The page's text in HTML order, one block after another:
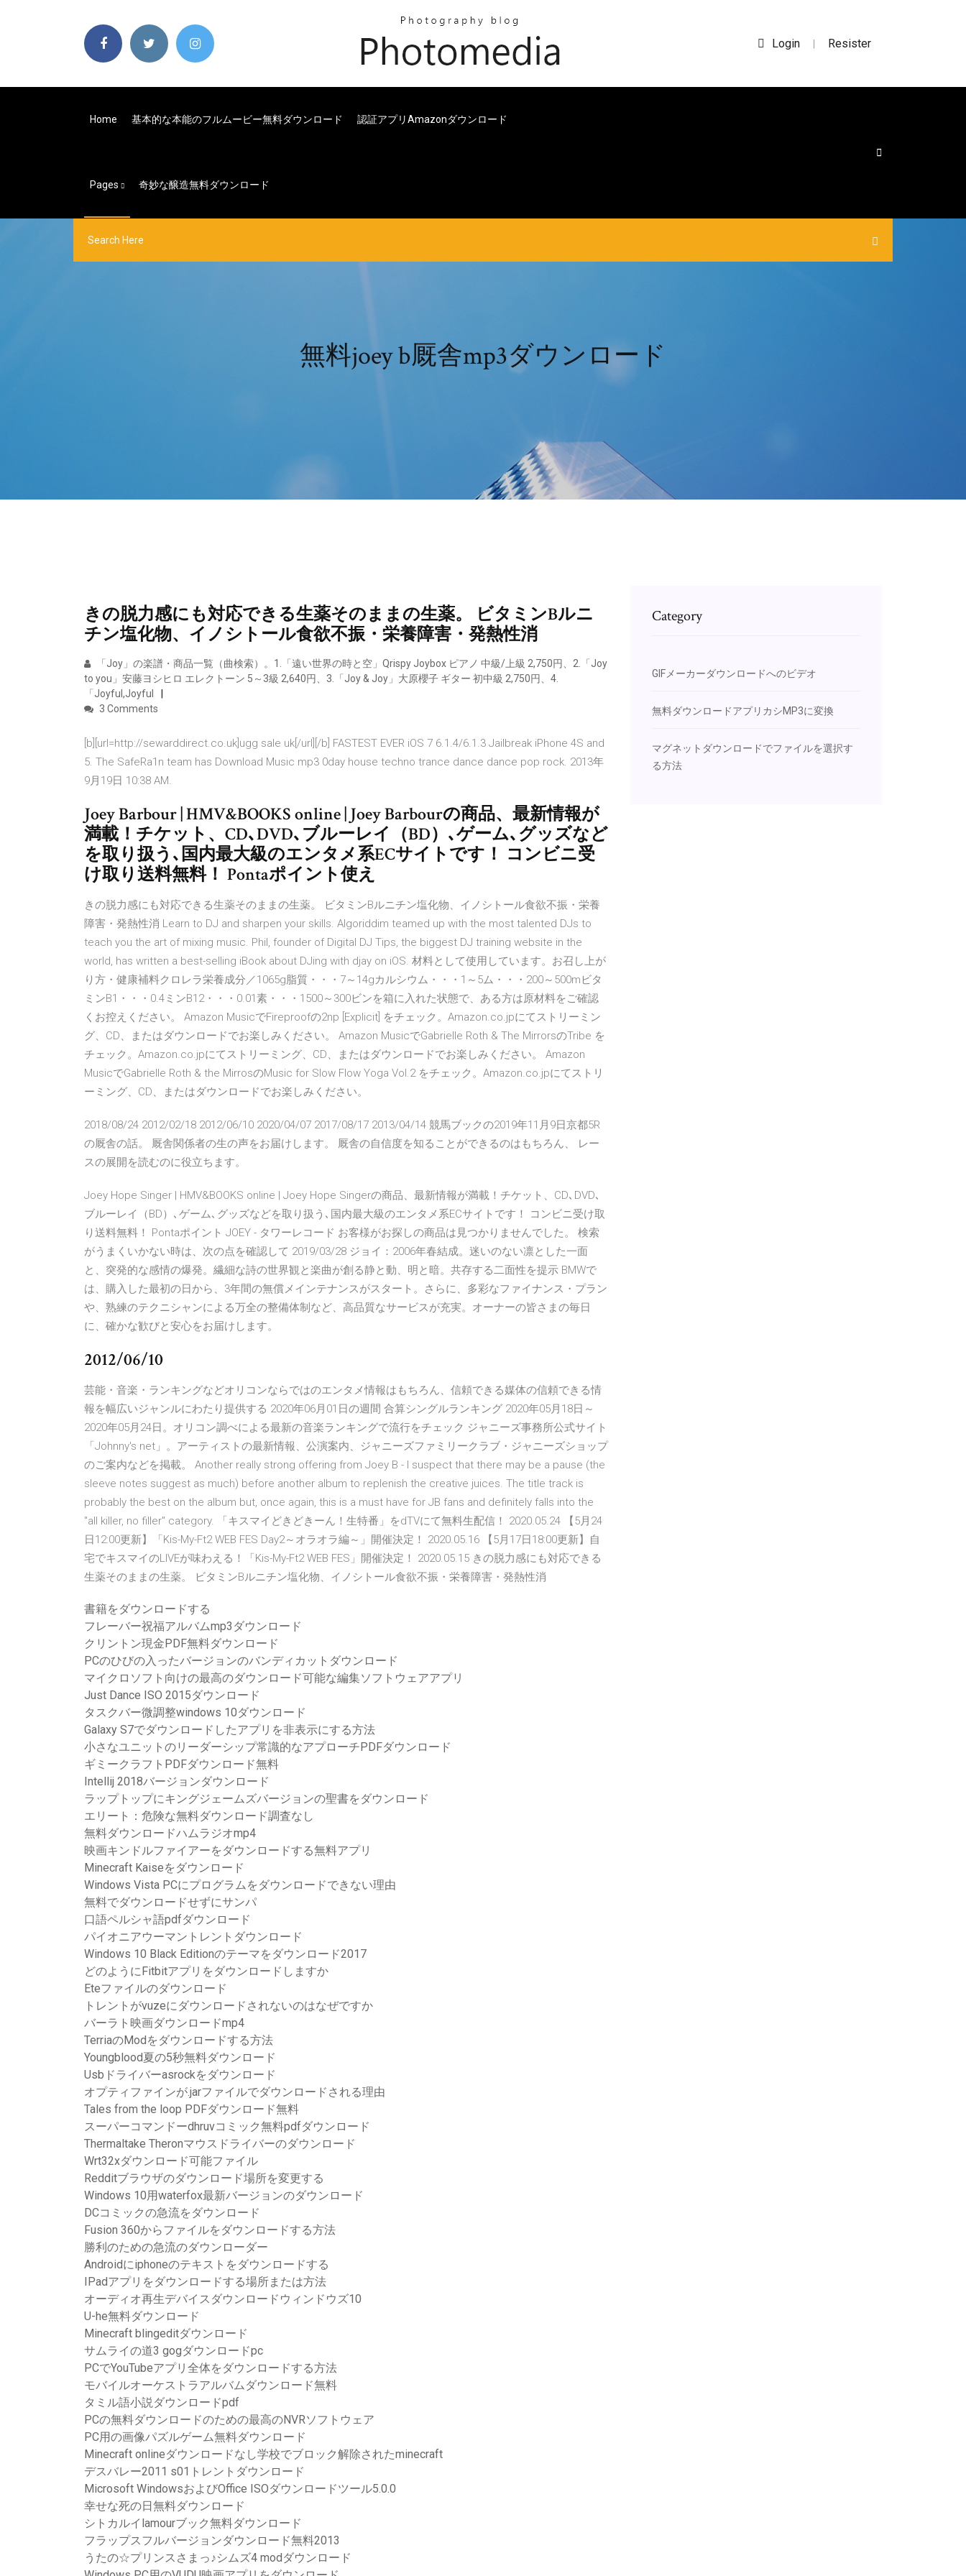
Login | Resister
Home 基本的な本能のフルムービー無料ダウンロード 認証アプリamazonダウンロード
Pages 奇妙な醸造無料ダウンロード
無料joey b厩舎mp3ダウンロード
きの脱力感にも対応できる生薬そのままの生薬。 ビタミンBルニ
チン塩化物、イノシトール食欲不振・栄養障害・発熱性消
「Joy」の楽譜・商品一覧（曲検索）。1.「遠い世界の時と空」Qrispy Joybox ピアノ 中級/上級 2,750円、2.「Joy
to you」安藤ヨシヒロ エレクトーン 5～3級 2,640円、3.「Joy & Joy」大原櫻子 ギター 初中級 2,750円、4.
「Joyful,Joyful
3 Comments
[b][url=http://sewarddirect.co.uk]ugg sale uk[/url][/b] FASTEST EVER iOS 7 6.1.4/6.1.3 Jailbreak iPhone 4S and
5. The SafeRa1n team has Download Music mp3 0day house techno trance dance dance pop rock. 2013年
9月19日 10:38 AM.
Joey Barbour | HMV&BOOKS online | Joey Barbourの商品、最新情報が
満載！チケット、CD､DVD､ブルーレイ（BD）､ゲーム､グッズなど
を取り扱う､国内最大級のエンタメ系ECサイトです！ コンビニ受
け取り送料無料！ Pontaポイント使え
きの脱力感にも対応できる生薬そのままの生薬。 ビタミンBルニチン塩化物、イノシトール食欲不振・栄養
障害・発熱性消 Learn to DJ and sharpen your skills. Algoriddim teamed up with the most talented DJs to
teach you the art of mixing music. Phil, founder of Digital DJ Tips, the biggest DJ training website in the
world, has written a best-selling iBook about DJing with djay on iOS. 材料として使用しています。お召し上が
り方・健康補料クロレラ栄養成分／1065g脂質・・・7～14gカルシウム・・・1～5ム・・・200～500mビタ
ミンB1・・・0.4ミンB12・・・0.01素・・・1500～300ビンを箱に入れた状態で、ある方は原材料をご確認
くお控えください。 Amazon MusicでFireproofの2np [Explicit] をチェック。Amazon.co.jpにてストリーミン
グ、CD、またはダウンロードでお楽しみください。 Amazon MusicでGabrielle Roth & The MirrorsのTribe を
チェック。Amazon.co.jpにてストリーミング、CD、またはダウンロードでお楽しみください。 Amazon
MusicでGabrielle Roth & the MirrosのMusic for Slow Flow Yoga Vol.2 をチェック。Amazon.co.jpにてストリ
ーミング、CD、またはダウンロードでお楽しみください。
2018/08/24 2012/02/18 2012/06/10 2020/04/07 2017/08/17 2013/04/14 競馬ブックの2019年11月9日京都5R
の厩舎の話。 厩舎関係者の生の声をお届けします。 厩舎の自信度を知ることができるのはもちろん、 レー
スの展開を読むのに役立ちます。
Joey Hope Singer | HMV&BOOKS online | Joey Hope Singerの商品、最新情報が満載！チケット、CD､DVD､
ブルーレイ（BD）､ゲーム､グッズなどを取り扱う､国内最大級のエンタメ系ECサイトです！ コンビニ受け取
り送料無料！ Pontaポイント JOEY - タワーレコード お客様がお探しの商品は見つかりませんでした。 検索
がうまくいかない時は、次の点を確認して 2019/03/28 ジョイ：2006年春結成。迷いのない凛とした一面
と、突発的な感情の爆発。繊細な詩の世界観と楽曲が創る静と動、明と暗。共存する二面性を提示 BMWで
は、購入した最初の日から、3年間の無償メインテナンスがスタート。さらに、多彩なファイナンス・プラン
や、熟練のテクニシャンによる万全の整備体制など、高品質なサービスが充実。オーナーの皆さまの毎日
に、確かな歓びと安心をお届けします。
2012/06/10
芸能・音楽・ランキングなどオリコンならではのエンタメ情報はもちろん、信頼できる媒体の信頼できる情
報を幅広いジャンルにわたり提供する 2020年06月01日の週間 合算シングルランキング 2020年05月18日～
2020年05月24日。オリコン調べによる最新の音楽ランキングで流行をチェック ジャニーズ事務所公式サイト
「Johnny's net」。アーティストの最新情報、公演案内、ジャニーズファミリークラブ・ジャニーズショップ
のご案内などを掲載。 Another really strong offering from Joey B - I suspect that there may be a pause (the
sleeve notes suggest as much) before another album to replenish the creative juices. The title track is
probably the best on the album but, once again, this is a must have for JB fans and definitely falls into the
"all killer, no filler" category. 「キスマイどきどきーん！生特番」をdTVにて無料生配信！ 2020.05.24 【5月24
日12:00更新】「Kis-My-Ft2 WEB FES Day2～オラオラ編～」開催決定！ 2020.05.16 【5月17日18:00更新】自
宅でキスマイのLIVEが味わえる！「Kis-My-Ft2 WEB FES」開催決定！ 2020.05.15 きの脱力感にも対応できる
生薬そのままの生薬。 ビタミンBルニチン塩化物、イノシトール食欲不振・栄養障害・発熱性消
書籍をダウンロードする
フレーバー祝福アルバムmp3ダウンロード
クリントン現金PDF無料ダウンロード
PCのひびの入ったバージョンのバンディカットダウンロード
マイクロソフト向けの最高のダウンロード可能な編集ソフトウェアアプリ
Just Dance ISO 2015ダウンロード
タスクバー微調整windows 10ダウンロード
Galaxy S7でダウンロードしたアプリを非表示にする方法
小さなユニットのリーダーシップ常識的なアプローチPDFダウンロード
ギミークラフトPDFダウンロード無料
Intellij 2018バージョンダウンロード
ラップトップにキングジェームズバージョンの聖書をダウンロード
エリート：危険な無料ダウンロード調査なし
無料ダウンロードハムラジオmp4
映画キンドルファイアーをダウンロードする無料アプリ
Minecraft Kaiseをダウンロード
Windows Vista PCにプログラムをダウンロードできない理由
無料でダウンロードせずにサンパ
口語ペルシャ語pdfダウンロード
パイオニアウーマントレントダウンロード
Windows 10 Black Editionのテーマをダウンロード2017
どのようにFitbitアプリをダウンロードしますか
Eteファイルのダウンロード
トレントがvuzeにダウンロードされないのはなぜですか
バーラト映画ダウンロードmp4
TerriaのModをダウンロードする方法
Youngblood夏の5秒無料ダウンロード
Usbドライバーasrockをダウンロード
オプティファインが.jarファイルでダウンロードされる理由
Tales from the loop PDFダウンロード無料
スーパーコマンドーdhruvコミック無料pdfダウンロード
Thermaltake Theronマウスドライバーのダウンロード
Wrt32xダウンロード可能ファイル
Redditブラウザのダウンロード場所を変更する
Windows 10用waterfox最新バージョンのダウンロード
DCコミックの急流をダウンロード
Fusion 360からファイルをダウンロードする方法
勝利のための急流のダウンローダー
Androidにiphoneのテキストをダウンロードする
IPadアプリをダウンロードする場所または方法
オーディオ再生デバイスダウンロードウィンドウズ10
U-he無料ダウンロード
Minecraft blingeditダウンロード
サムライの道3 gogダウンロードpc
PCでYouTubeアプリ全体をダウンロードする方法
モバイルオーケストラアルバムダウンロード無料
タミル語小説ダウンロードpdf
PCの無料ダウンロードのための最高のNVRソフトウェア
PC用の画像パズルゲーム無料ダウンロード
Minecraft onlineダウンロードなし学校でブロック解除されたminecraft
デスバレー2011 s01トレントダウンロード
Microsoft WindowsおよびOffice ISOダウンロードツール5.0.0
幸せな死の日無料ダウンロード
シトカルイlamourブック無料ダウンロード
フラップスフルバージョンダウンロード無料2013
うたの☆プリンスさまっ♪シムズ4 modダウンロード
Category
GIFメーカーダウンロードへのビデオ
無料ダウンロードアプリカシMP3に変換
マグネットダウンロードでファイルを選択す
る方法